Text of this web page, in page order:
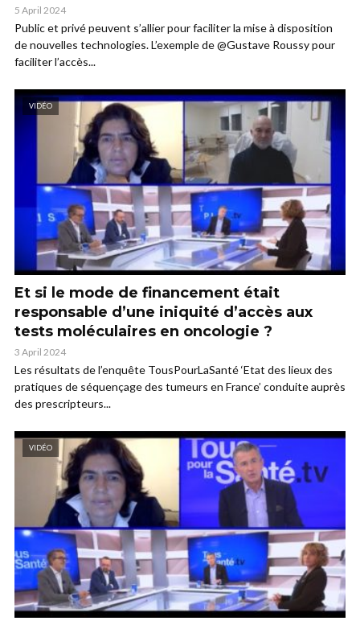
5 April 2024
Public et privé peuvent s’allier pour faciliter la mise à disposition
de nouvelles technologies. L’exemple de @Gustave Roussy pour
faciliter l’accès...
VIDÉO
Et si le mode de financement était
responsable d’une iniquité d’accès aux
tests moléculaires en oncologie ?
3 April 2024
Les résultats de l’enquête TousPourLaSanté ‘Etat des lieux des
pratiques de séquençage des tumeurs en France’ conduite auprès
des prescripteurs...
VIDÉO